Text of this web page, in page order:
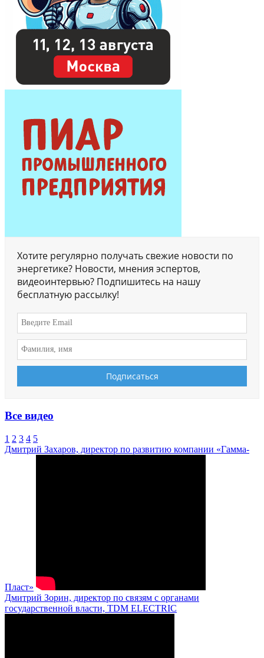
Хотите регулярно получать свежие новости по
энергетике? Новости, мнения эспертов,
видеоинтервью? Подпишитесь на нашу
бесплатную рассылку!
Все видео
1 2 3 4 5
Дмитрий Захаров, директор по развитию компании «Гамма-
Пласт»
Дмитрий Зорин, директор по связям с органами
государственной власти, TDM ELECTRIC